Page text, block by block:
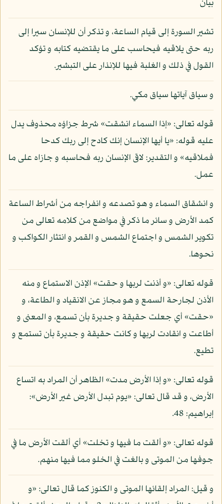
بيان
تشير السورة إلى قيام الساعة، و تذكر أن للإنسان سيرا إلى
ربه حتى يلاقيه فيحاسب على ما يقتضيه كتابه و تؤكد
القول في ذلك و الغلبة فيها للإنذار على التبشير.
و سياق آياتها سياق مكي.
قوله تعالى: «إذا السماء انشقت» شرط جزاؤه محذوف يدل
عليه قوله: «يا أيها الإنسان إنك كادح إلى ربك كدحا
فملاقيه» و التقدير: لاقى الإنسان ربه فحاسبه و جازاه على ما
عمل.
و انشقاق السماء و هو تصدعه و انفراجه من أشراط الساعة
كمد الأرض و سائر ما ذكر في مواضع من كلامه تعالى من
تكوير الشمس و اجتماع الشمس و القمر و انتثار الكواكب و
نحوها.
قوله تعالى: «و أذنت لربها و حقت» الإذن الاستماع و منه
الأذن لجارحة السمع و هو مجاز عن الانقياد و الطاعة، و
«حقت» أي جعلت حقيقة و جديرة بأن تسمع، و المعنى و
أطاعت و انقادت لربها و كانت حقيقة و جديرة بأن تستمع و
تطيع.
قوله تعالى: «و إذا الأرض مدت» الظاهر أن المراد به اتساع
الأرض، و قد قال تعالى: «يوم تبدل الأرض غير الأرض»:
إبراهيم: 48.
قوله تعالى: «و ألقت ما فيها و تخلت» أي ألقت الأرض ما في
جوفها من الموتى و بالغت في الخلو مما فيها منهم.
و قيل: المراد إلقائها الموتى و الكنوز كما قال تعالى: «و